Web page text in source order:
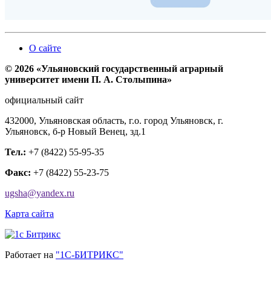
О сайте
© 2026 «Ульяновский государственный аграрный
университет имени П. А. Столыпина»
официальный сайт
432000, Ульяновская область, г.о. город Ульяновск, г.
Ульяновск, б-р Новый Венец, зд.1
Тел.: +7 (8422) 55-95-35
Факс: +7 (8422) 55-23-75
ugsha@yandex.ru
Карта сайта
Работает на "1С-БИТРИКС"